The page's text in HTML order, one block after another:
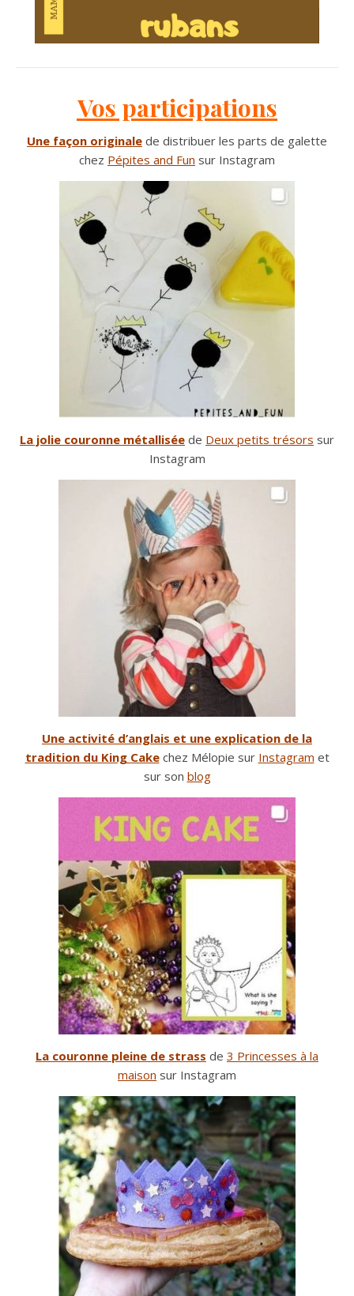
Vos participations
Une façon originale de distribuer les parts de galette
chez Pépites and Fun sur Instagram
La jolie couronne métallisée de Deux petits trésors sur
Instagram
Une activité d’anglais et une explication de la
tradition du King Cakechez Mélopie sur Instagram et
sur son blog
La couronne pleine de strass de 3 Princesses à la
maison sur Instagram